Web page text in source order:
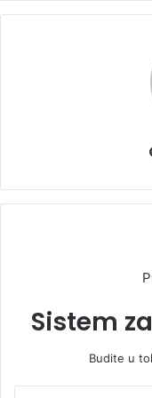
Sistem
Budite u